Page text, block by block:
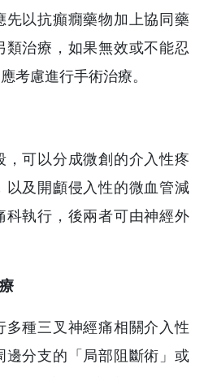
先以抗癲癇藥物加上協同藥
治療，如果無效或不能忍
考慮進行手術治療。
，可以分成微創的介入性疼
以及開顱侵入性的微血管減
科執行，後兩者可由神經外
多種三叉神經痛相關介入性
邊分支的「局部阻斷術」或